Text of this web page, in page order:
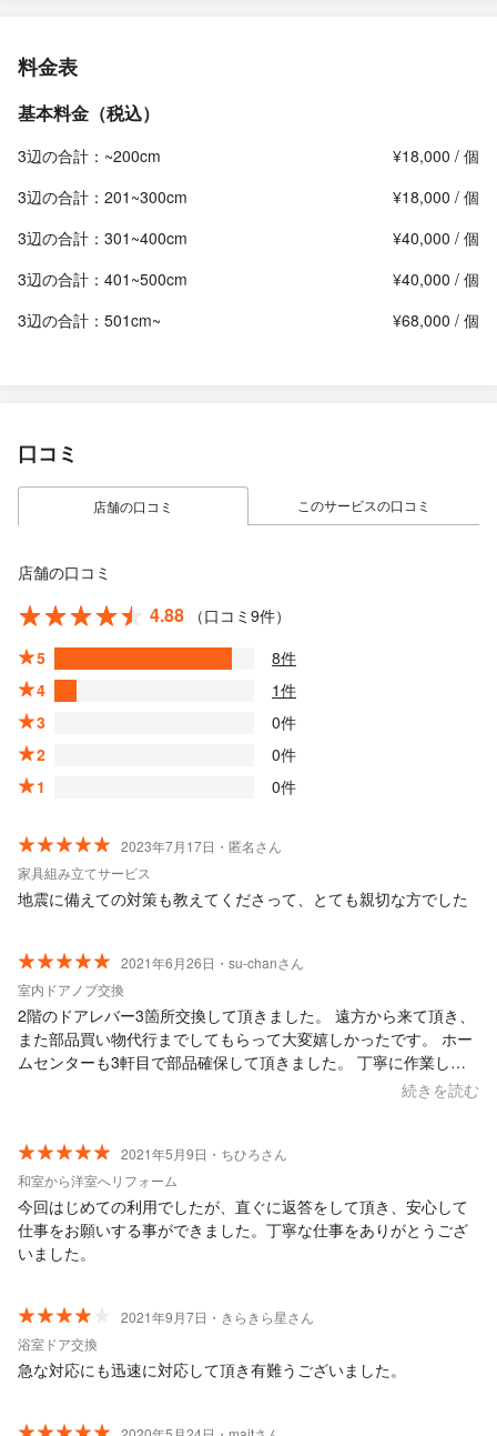
料金表
基本料金（税込）
3辺の合計：~200cm
¥18,000 / 個
3辺の合計：201~300cm
¥18,000 / 個
3辺の合計：301~400cm
¥40,000 / 個
3辺の合計：401~500cm
¥40,000 / 個
3辺の合計：501cm~
¥68,000 / 個
口コミ
店舗の口コミ このサービスの口コミ
店舗の口コミ
4.88
（口コミ9件）
5
8件
4
1件
3
0件
2
0件
1
0件
2023年7月17日・匿名さん
家具組み立てサービス
地震に備えての対策も教えてくださって、とても親切な方でした
2021年6月26日・su-chanさん
室内ドアノブ交換
2階のドアレバー3箇所交換して頂きました。 遠方から来て頂き、
また部品買い物代行までしてもらって大変嬉しかったです。 ホー
ムセンターも3軒目で部品確保して頂きました。 丁寧に作業して
続きを読む
2021年5月9日・ちひろさん
和室から洋室へリフォーム
今回はじめての利用でしたが、直ぐに返答をして頂き、安心して
仕事をお願いする事ができました。丁寧な仕事をありがとうござ
いました。
2021年9月7日・きらきら星さん
浴室ドア交換
急な対応にも迅速に対応して頂き有難うございました。